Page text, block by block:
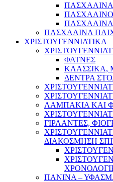
ΠΑΣΧΑΛΙΝΟ
ΠΑΣΧΑΛΙΝΑ
ΧΡΙΣΤΟΥΓΕΝΝΙΑΤΙΚΑ
ΦΑΤΝΕΣ
ΚΛΑΣΣΙΚΑ,
ΔΕΝΤΡΑ
ΛΑΜΠΑΚΙΑ ΚΑΙ
ΓΙΡΛΑΝΤΕΣ,
ΔΙΑΚΟΣΜΗΣΗ
ΠΑΝΙΝΑ –